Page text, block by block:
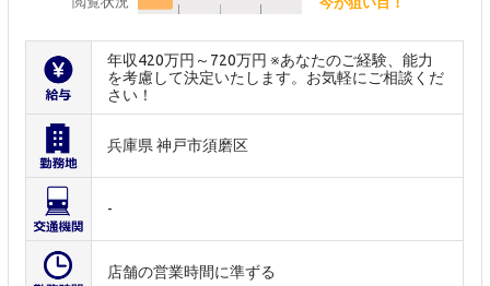
年収420万円～720万円 ※あなたのご経験、能力
を考慮して決定いたします。お気軽にご相談くだ
さい！
兵庫県 神戸市須磨区
-
店舗の営業時間に準ずる